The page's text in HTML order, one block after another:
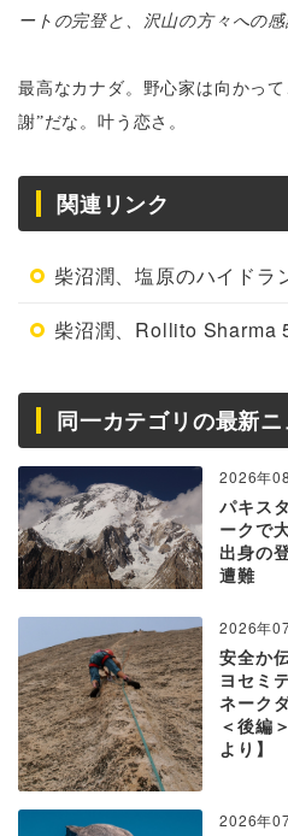
ートの完登と、沢山の方々への
最高なカナダ。野心家は向かっ
謝”だな。叶う恋さ。
関連リンク
柴沼潤、塩原のハイドラ
柴沼潤、Rollito Sharma
同一カテゴリの最新
2026年
パキス
ークで
出身の
遭難
2026年
安全か
ヨセミ
ネーク
＜後編
より】
2026年